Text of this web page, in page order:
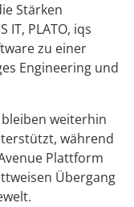
Stärken
IT, PLATO, iqs
zu einer
Engineering und
weiterhin
während
Plattform
Übergang